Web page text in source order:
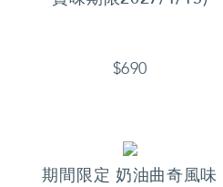
$690
期間限定 奶油曲奇風味